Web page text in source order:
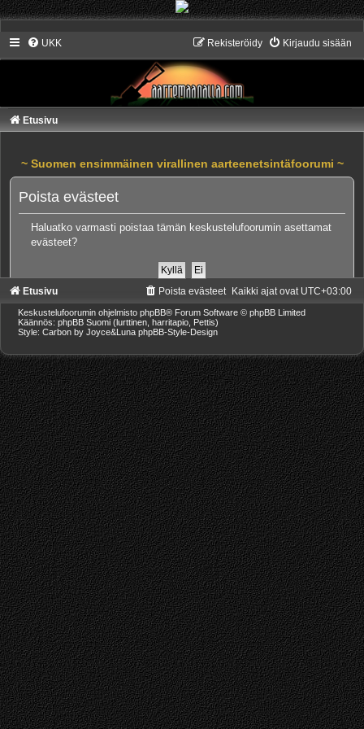
UKK Kirjaudu sisään
Rekisteröidy
Etusivu
~ Suomen ensimmäinen virallinen aarteenetsintäfoorumi ~
Poista evästeet
Haluatko varmasti poistaa tämän keskustelufoorumin asettamat
evästeet?
Etusivu Kaikki ajat ovat UTC+03:00
Poista evästeet
Keskustelufoorumin ohjelmisto phpBB® Forum Software © phpBB Limited
Käännös: phpBB Suomi (lurttinen, harritapio, Pettis)
Style: Carbon by Joyce&Luna phpBB-Style-Design